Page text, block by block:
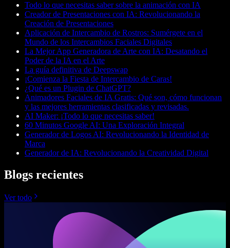
Todo lo que necesitas saber sobre la animación con IA
Creador de Presentaciones con IA: Revolucionando la
Creación de Presentaciones
Aplicación de Intercambio de Rostros: Sumérgete en el
Mundo de los Intercambios Faciales Digitales
La Mejor App Generadora de Arte con IA: Desatando el
Poder de la IA en el Arte
La guía definitiva de Deepswap
¡Comienza la Fiesta de Intercambio de Caras!
¿Qué es un Plugin de ChatGPT?
Animadores Faciales de IA Gratis: Qué son, cómo funcionan
y las mejores herramientas clasificadas y revisadas.
AI Maker: ¡Todo lo que necesitas saber!
60 Minutos Google AI: Una Exploración Integral
Generador de Logos AI: Revolucionando la Identidad de
Marca
Generador de IA: Revolucionando la Creatividad Digital
Blogs recientes
Ver todo